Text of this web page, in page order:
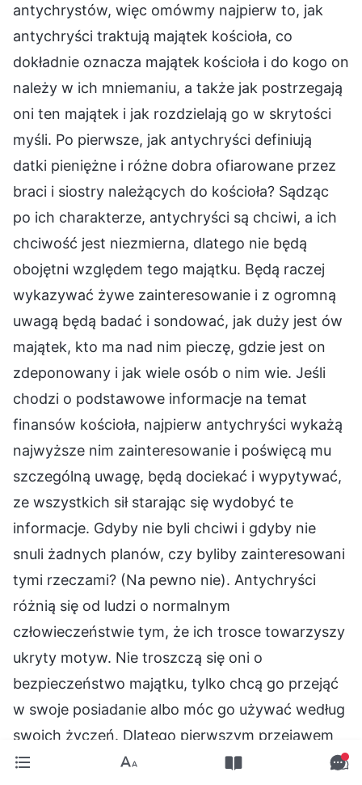
antychrystów, więc omówmy najpierw to, jak
antychryści traktują majątek kościoła, co
dokładnie oznacza majątek kościoła i do kogo on
należy w ich mniemaniu, a także jak postrzegają
oni ten majątek i jak rozdzielają go w skrytości
myśli. Po pierwsze, jak antychryści definiują
datki pieniężne i różne dobra ofiarowane przez
braci i siostry należących do kościoła? Sądząc
po ich charakterze, antychryści są chciwi, a ich
chciwość jest niezmierna, dlatego nie będą
obojętni względem tego majątku. Będą raczej
wykazywać żywe zainteresowanie i z ogromną
uwagą będą badać i sondować, jak duży jest ów
majątek, kto ma nad nim pieczę, gdzie jest on
zdeponowany i jak wiele osób o nim wie. Jeśli
chodzi o podstawowe informacje na temat
finansów kościoła, najpierw antychryści wykażą
najwyższe nim zainteresowanie i poświęcą mu
szczególną uwagę, będą dociekać i wypytywać,
ze wszystkich sił starając się wydobyć te
informacje. Gdyby nie byli chciwi i gdyby nie
snuli żadnych planów, czy byliby zainteresowani
tymi rzeczami? (Na pewno nie). Antychryści
różnią się od ludzi o normalnym
człowieczeństwie tym, że ich trosce towarzyszy
ukryty motyw. Nie troszczą się oni o
bezpieczeństwo majątku, tylko chcą go przejąć
w swoje posiadanie albo móc go używać według
swoich życzeń. Dlatego pierwszym przejawem
tego, że antychryści kontrolują finanse kościoła,